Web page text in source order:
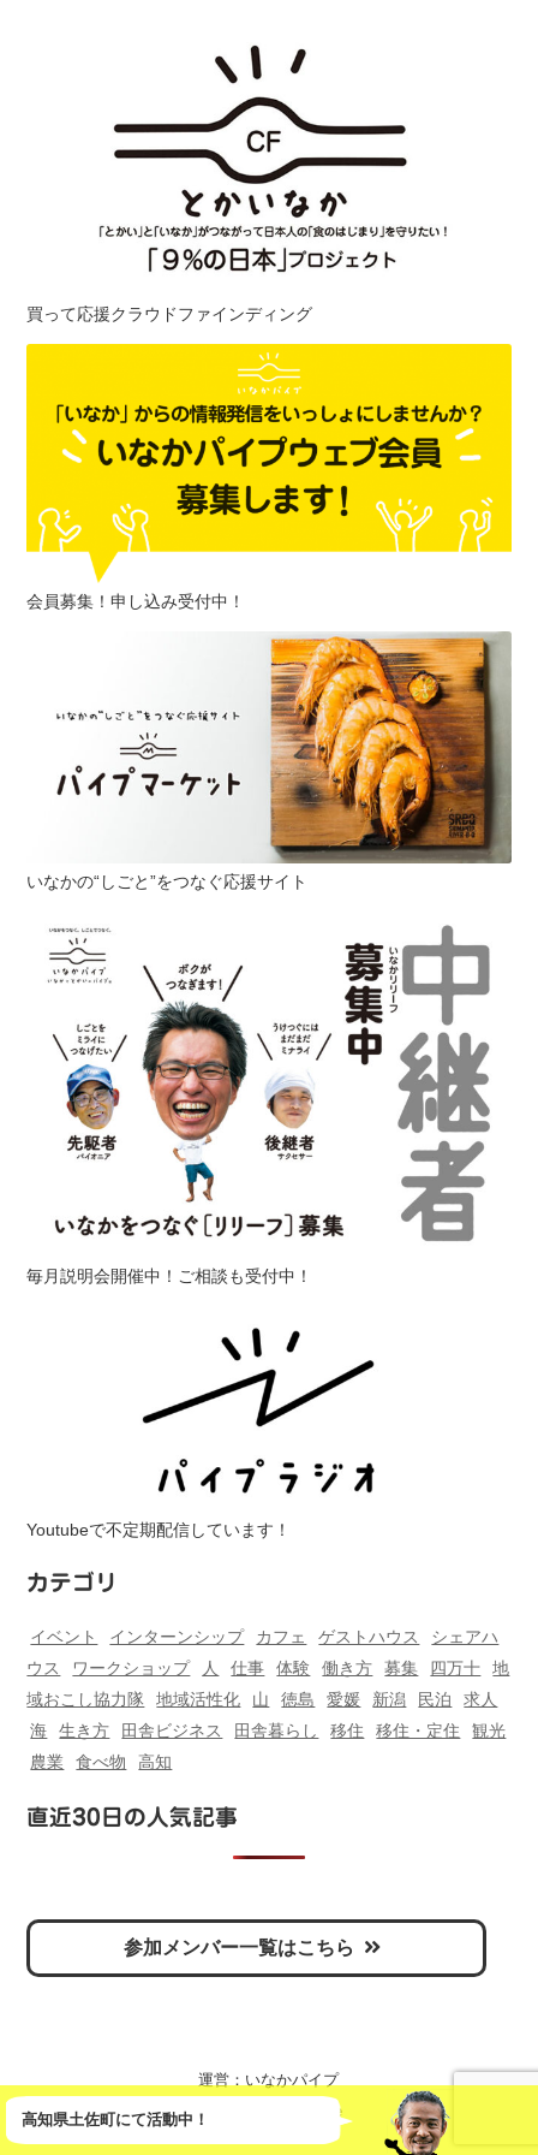
高知県土佐町にて活動中！
買って応援クラウドファインディング
会員募集！申し込み受付中！
いなかの“しごと”をつなぐ応援サイト
毎月説明会開催中！ご相談も受付中！
Youtubeで不定期配信しています！
カテゴリ
イベント インターンシップ カフェ ゲストハウス
シェアハ
ウス
ワークショップ 人 仕事 体験 働き方 募集 四万十
地
域おこし協力隊
地域活性化 山 徳島 愛媛 新潟 民泊
求人
海
生き方 田舎ビジネス 田舎暮らし 移住 移住・定住
観光
農業
食べ物 高知
直近30日の人気記事
参加メンバー一覧はこちら
運営： いなかパイプ
2026 © inaka-pipe